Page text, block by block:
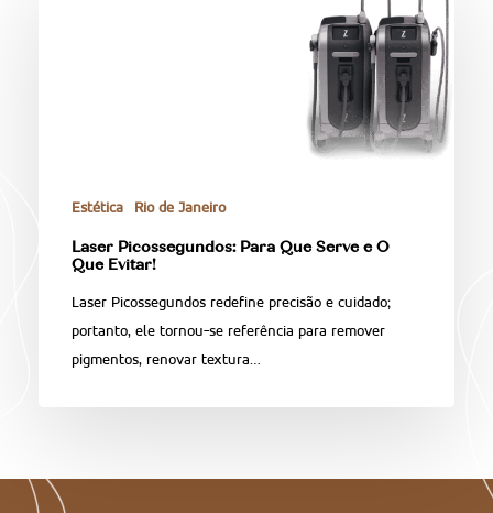
Estética Rio de Janeiro
Laser Picossegundos: Para Que Serve e O
Que Evitar!
Laser Picossegundos redefine precisão e cuidado;
portanto, ele tornou-se referência para remover
pigmentos, renovar textura…